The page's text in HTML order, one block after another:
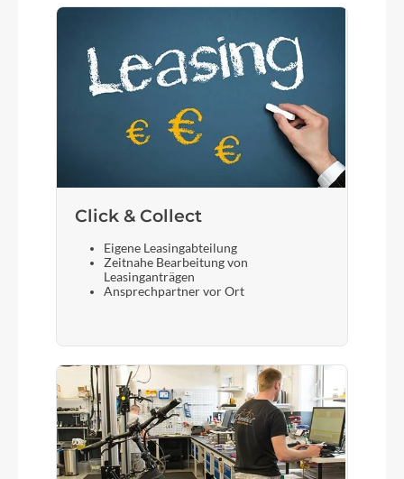
Click & Collect
Eigene Leasingabteilung
Zeitnahe Bearbeitung von
Leasinganträgen
Ansprechpartner vor Ort